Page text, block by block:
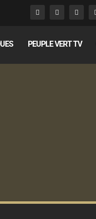
PEUPLE VERT TV